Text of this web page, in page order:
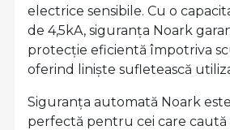
electrice sensibile. Cu o
de 4,5kA, siguranța Noark
protecție eficientă împotriva
oferind liniște sufletească
Siguranța automată Noark
perfectă pentru cei care